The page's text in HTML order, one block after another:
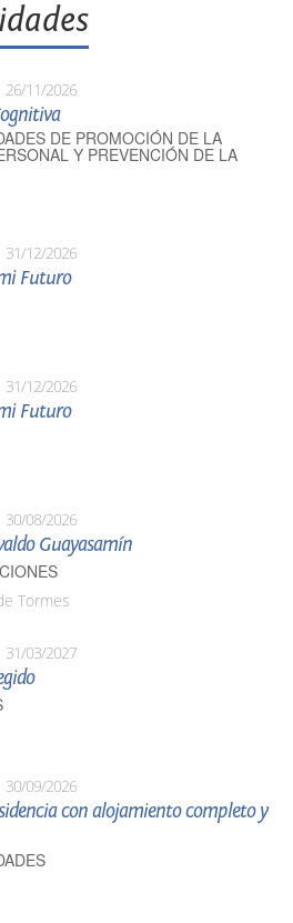
26/11/2026
DE PROMOCIÓN DE LA
Y PREVENCIÓN DE LA
31/12/2026
Futuro
31/12/2026
Futuro
30/08/2026
Guayasamín
Tormes
31/03/2027
30/09/2026
con alojamiento completo y